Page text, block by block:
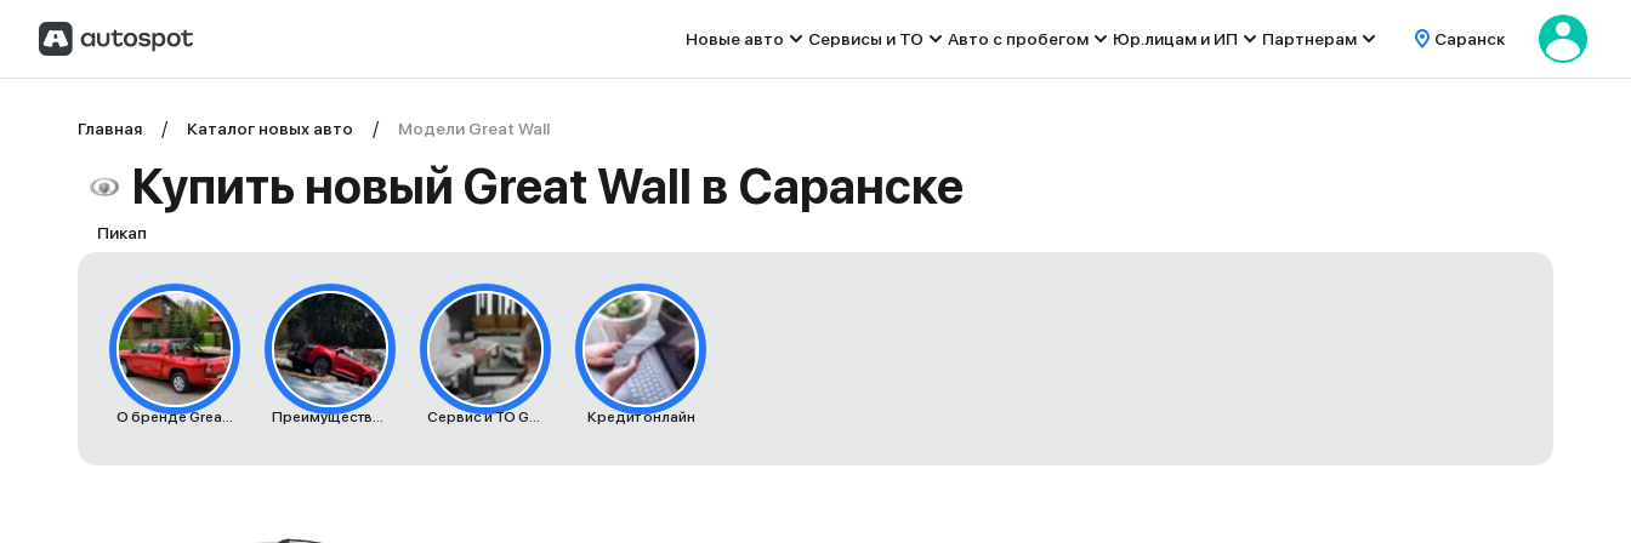
Новые авто Сервисы и ТО Авто с пробегом Юр.лицам и ИП Партнерам Саранск
Главная Каталог новых авто Модели Great Wall
Купить новый Great Wall в Саранске
Пикап
О бренде Great Wall Преимущества автомобилей Great Wall Сервис и ТО Great Wall Кредит онлайн